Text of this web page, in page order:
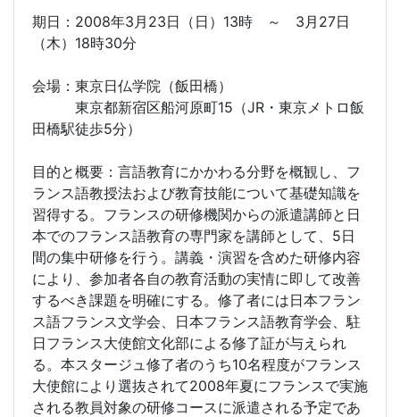
期日：2008年3月23日（日）13時 ～ 3月27日
（木）18時30分
会場：東京日仏学院（飯田橋）
東京都新宿区船河原町15（JR・東京メトロ飯
田橋駅徒歩5分）
目的と概要：言語教育にかかわる分野を概観し、フ
ランス語教授法および教育技能について基礎知識を
習得する。フランスの研修機関からの派遣講師と日
本でのフランス語教育の専門家を講師として、5日
間の集中研修を行う。講義・演習を含めた研修内容
により、参加者各自の教育活動の実情に即して改善
するべき課題を明確にする。修了者には日本フラン
ス語フランス文学会、日本フランス語教育学会、駐
日フランス大使館文化部による修了証が与えられ
る。本スタージュ修了者のうち10名程度がフランス
大使館により選抜されて2008年夏にフランスで実施
される教員対象の研修コースに派遣される予定であ